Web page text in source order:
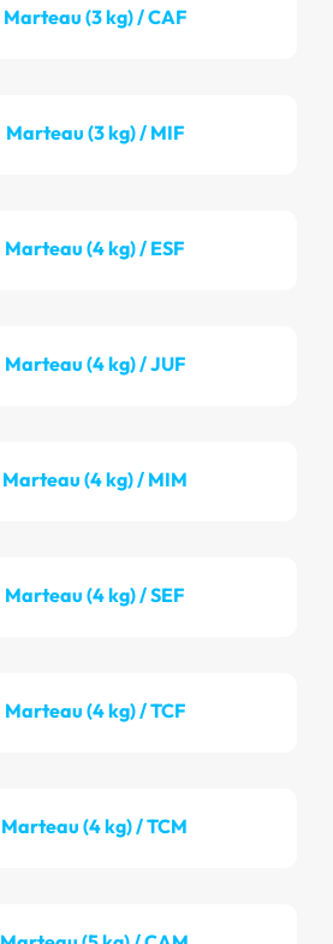
Marteau (3 kg) / CAF
Marteau (3 kg) / MIF
Marteau (4 kg) / ESF
Marteau (4 kg) / JUF
Marteau (4 kg) / MIM
Marteau (4 kg) / SEF
Marteau (4 kg) / TCF
Marteau (4 kg) / TCM